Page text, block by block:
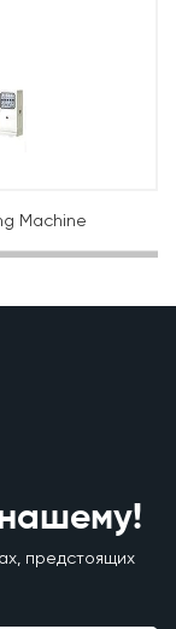
Machine
предстоящих